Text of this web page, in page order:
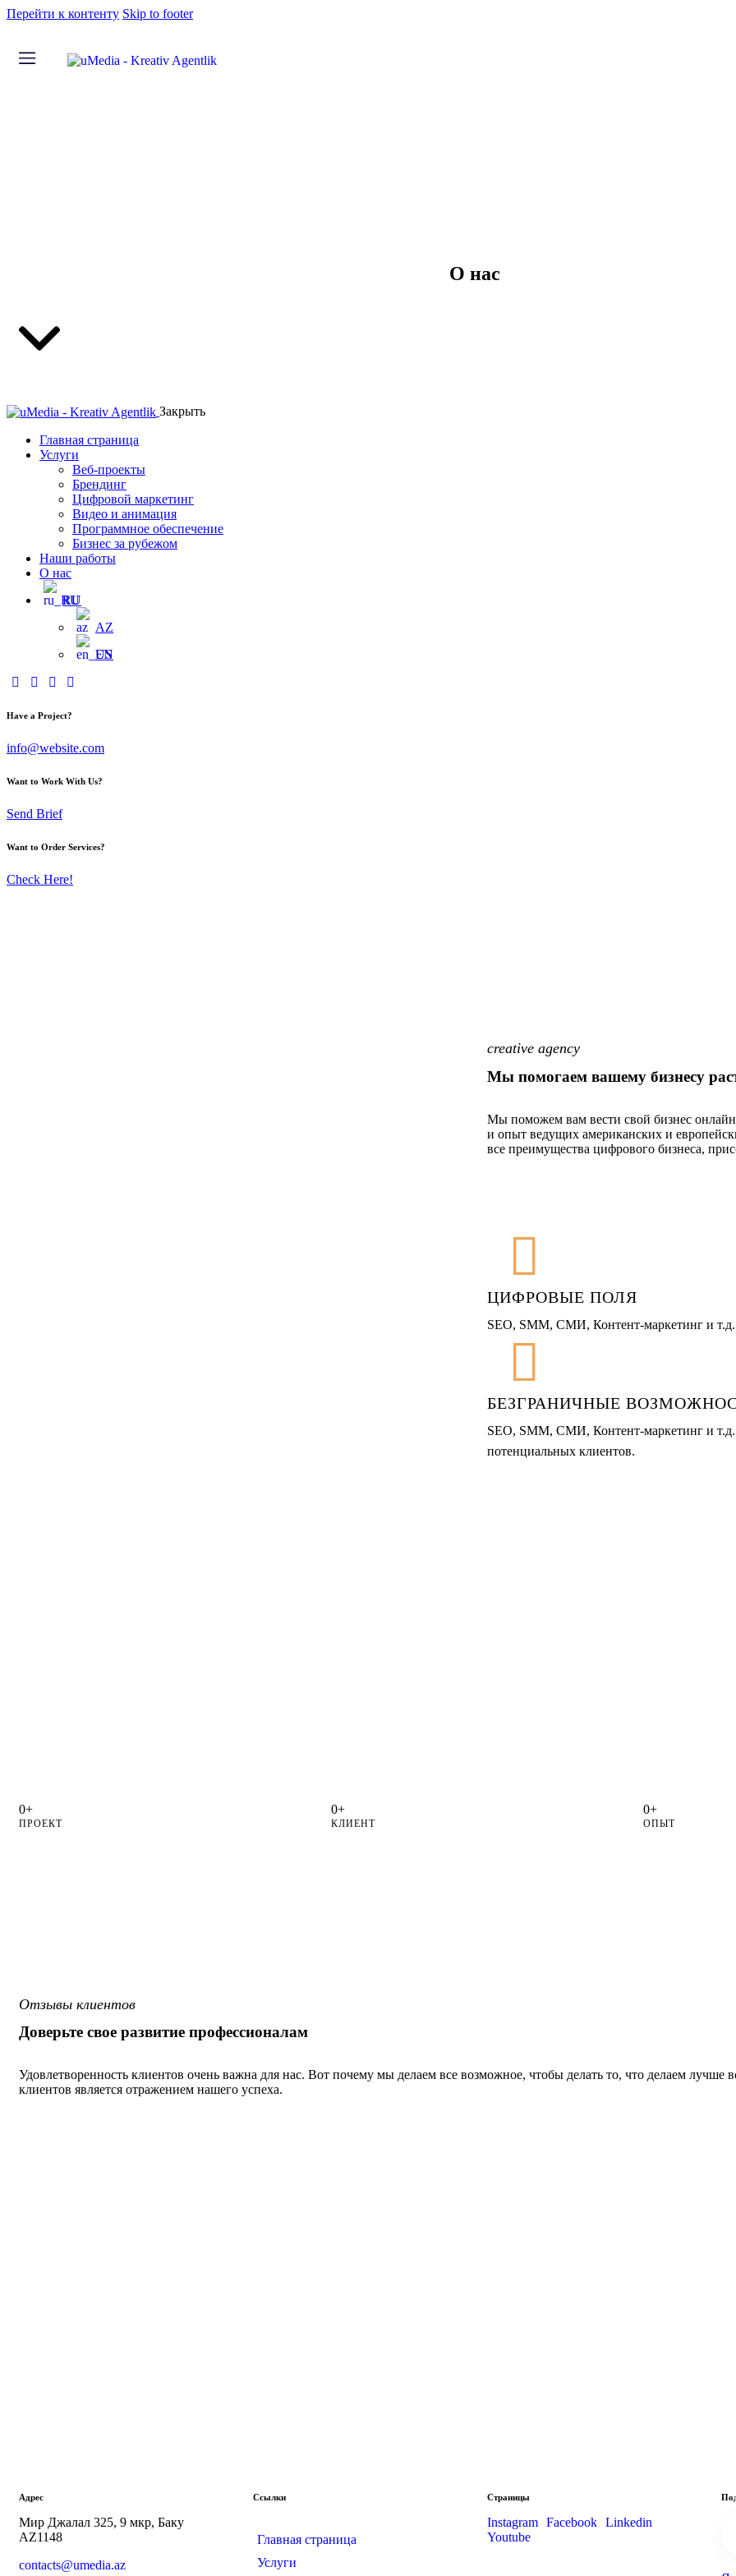
Перейти к контенту Skip to footer
О нас
Закрыть
Главная страница
Услуги
Веб-проекты
Брендинг
Цифровой маркетинг
Видео и анимация
Программное обеспечение
Бизнес за рубежом
Наши работы
О нас
RU
AZ
EN
Have a Project?
info@website.com
Want to Work With Us?
Send Brief
Want to Order Services?
Check Here!
creative agency
Мы помогаем вашему бизнесу
Мы поможем вам вести свой бизнес
и опыт ведущих американских и
все преимущества цифрового бизнеса,
ЦИФРОВЫЕ ПОЛЯ
SEO, SMM, СМИ, Контент-маркетинг и т.д.
БЕЗГРАНИЧНЫЕ
SEO, SMM, СМИ, Контент-маркетинг и
потенциальных клиентов.
0+
ПРОЕКТ
0+
КЛИЕНТ
0+
ОПЫТ
Отзывы клиентов
Доверьте свое развитие профессионалам
Удовлетворенность клиентов очень важна для нас. Вот почему мы делаем все возможное, чтобы делать то, что делаем лучше
клиентов является отражением нашего успеха.
Адрес
Мир Джалал 325, 9 мкр, Баку
AZ1148
contacts@umedia.az
Ссылки
Главная страница
Услуги
Страницы
Instagram Facebook Linkedin
Youtube